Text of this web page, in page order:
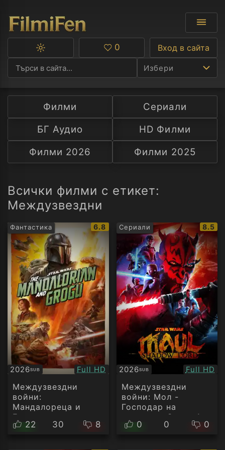
Избери
Ф
С
А
Превключване
тъмна
тема
Любими
0 Вход в сайта
Филми
Сериали
БГ Аудио
HD Филми
Филми 2026
Филми 2025
Всички филми с етикет:
Междузвездни
Фантастика
IMDb
рейтинг:
6.8
2026SUB
Субтитри Качество:
Full HD
Междузвездни
войни:
Мандалореца и
Грогу
22 30 8
Сериали
IMDb
8.5
2026SUB
Субтитри Full HD
Междузвездни
войни: Мол -
Господар на
сенките - Сезон 1
Епизод 10
0 0 0